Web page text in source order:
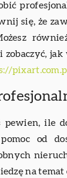
się, że
pewien, ile
od
na